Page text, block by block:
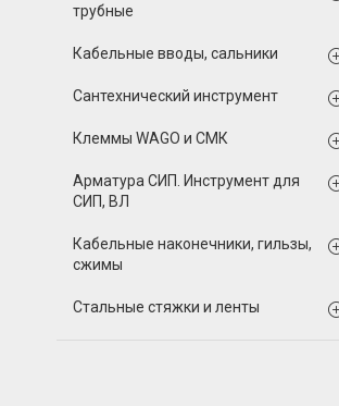
трубные
Кабельные вводы, сальники
Сантехнический инструмент
Клеммы WAGO и СМК
Арматура СИП. Инструмент для
СИП, ВЛ
Кабельные наконечники, гильзы,
сжимы
Стальные стяжки и ленты